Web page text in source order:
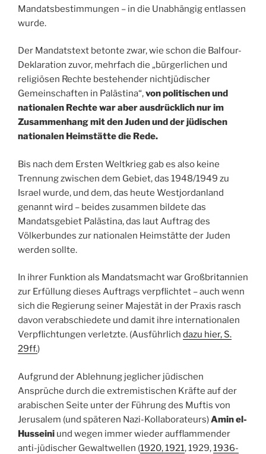
Mandatsbestimmungen – in die Unabhängig entlassen
wurde.
Der Mandatstext betonte zwar, wie schon die Balfour-
Deklaration zuvor, mehrfach die „bürgerlichen und
religiösen Rechte bestehender nichtjüdischer
Gemeinschaften in Palästina“,von politischen und
nationalen Rechte war aber ausdrücklich nur im
Zusammenhang mit den Juden und der jüdischen
nationalen Heimstätte die Rede.
Bis nach dem Ersten Weltkrieg gab es also keine
Trennung zwischen dem Gebiet, das 1948/1949 zu
Israel wurde, und dem, das heute Westjordanland
genannt wird – beides zusammen bildete das
Mandatsgebiet Palästina, das laut Auftrag des
Völkerbundes zur nationalen Heimstätte der Juden
werden sollte.
In ihrer Funktion als Mandatsmacht war Großbritannien
zur Erfüllung dieses Auftrags verpflichtet – auch wenn
sich die Regierung seiner Majestät in der Praxis rasch
davon verabschiedete und damit ihre internationalen
Verpflichtungen verletzte. (Ausführlich dazu hier, S.
29ff.)
Aufgrund der Ablehnung jeglicher jüdischen
Ansprüche durch die extremistischen Kräfte auf der
arabischen Seite unter der Führung des Muftis von
Jerusalem (und späteren Nazi-Kollaborateurs)Amin el-
Husseini und wegen immer wieder aufflammender
anti-jüdischer Gewaltwellen (1920, 1921, 1929,1936-